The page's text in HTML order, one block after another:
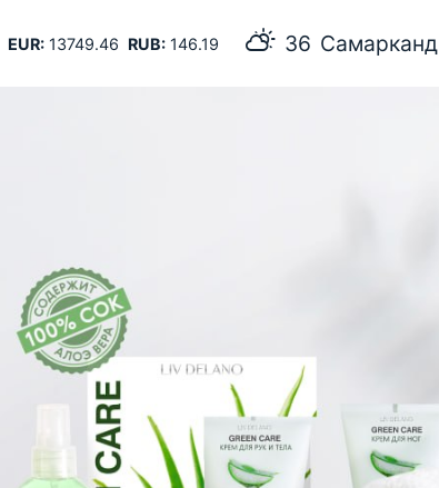
EUR:13749.46 RUB:146.19 36 Самарканд